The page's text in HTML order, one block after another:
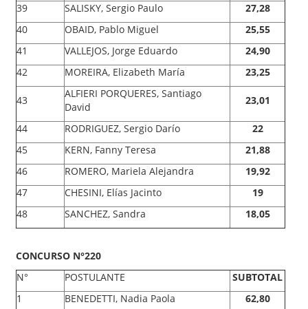
39
SALISKY, Sergio Paulo
27,28
40
OBAID, Pablo Miguel
25,55
41
VALLEJOS, Jorge Eduardo
24,90
42
MOREIRA, Elizabeth María 23,25
43
ALFIERI PORQUERES, Santiago
David
23,01
44 RODRIGUEZ, Sergio Darío
22
45
KERN, Fanny Teresa
21,88
46
ROMERO, Mariela Alejandra
19,92
47
CHESINI, Elías Jacinto
19
48
SANCHEZ, Sandra 18,05
CONCURSO N°220
N°
POSTULANTE
SUBTOTAL
1
BENEDETTI, Nadia Paola
62,80